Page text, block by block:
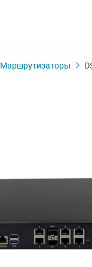
Маршрутизаторы